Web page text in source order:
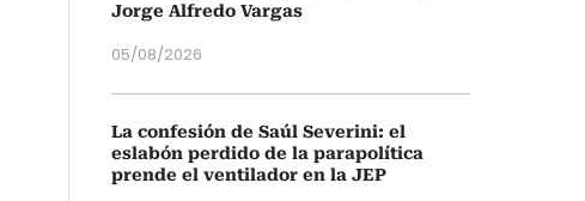
Jorge Alfredo Vargas
05/08/2026
La confesión de Saúl Severini: el
eslabón perdido de la parapolítica
prende el ventilador en la JEP